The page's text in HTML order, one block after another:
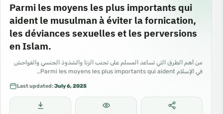
Parmi les moyens les plus importants qui
aident le musulman à éviter la fornication,
les déviances sexuelles et les perversions
en Islam.
من أهم الطرق التي تساعد المسلم على تجنب الزنا والشذوذ الجنسي والفواحش
في الإسلام Parmi les moyens les plus importants qui aident…
Last updated:July 6, 2025